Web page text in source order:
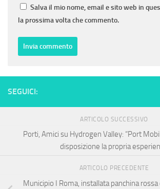
Salva il mio nome, email e sito web in
la prossima volta che commento.
SEGUICI:
ARTICOLO SUCCESSIVO
Porti, Amici su Hydrogen Valley: “Port
disposizione la propria
ARTICOLO PRECEDENTE
Municipio I Roma, installata panchina rossa